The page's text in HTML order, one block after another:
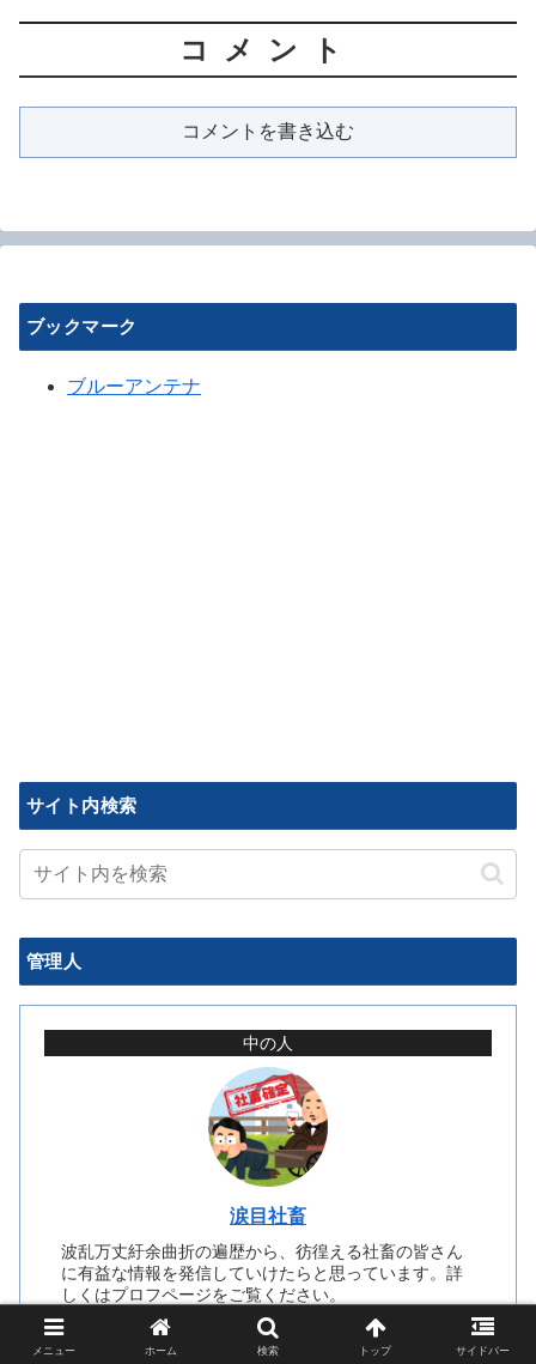
コメント
コメントを書き込む
ブックマーク
ブルーアンテナ
サイト内検索
管理人
中の人
涙目社畜
波乱万丈紆余曲折の遍歴から、彷徨える社畜の皆さん
に有益な情報を発信していけたらと思っています。詳
しくはプロフページをご覧ください。
メニュー ホーム 検索 トップ サイドバー